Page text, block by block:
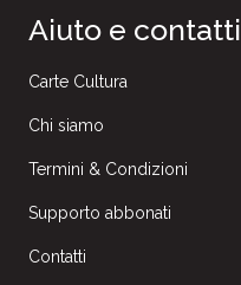
Aiuto e contatti
Carte Cultura
Chi siamo
Termini & Condizioni
Supporto abbonati
Contatti